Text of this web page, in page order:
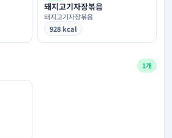
돼지고기자장볶음
돼지고기자장볶음
928 kcal
1개